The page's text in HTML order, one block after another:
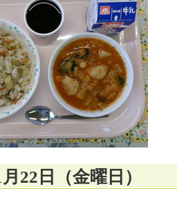
22日（金曜日）